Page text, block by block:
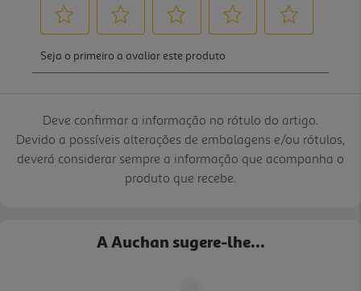
Deve confirmar a informação no rótulo do artigo.
Devido a possíveis alterações de embalagens e/ou rótulos,
deverá considerar sempre a informação que acompanha o
produto que recebe.
A Auchan sugere-lhe...